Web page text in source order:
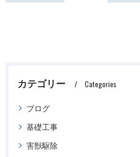
カテゴリー Categories
ブログ
基礎工事
害獣駆除